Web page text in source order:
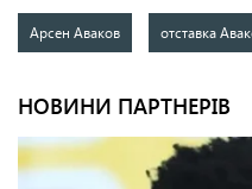
Арсен Аваков отставка